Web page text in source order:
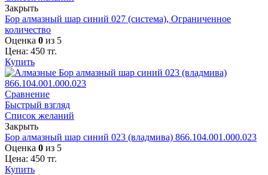
Закрыть
Бор алмазный шар синий 027 (система), Ограниченное
количество
Оценка 0 из 5
Цена: 450 тг.
Купить
Сравнение
Быстрый взгляд
Список желаний
Закрыть
Бор алмазный шар синий 023 (владмива) 866.104.001.000.023
Оценка 0 из 5
Цена: 450 тг.
Купить